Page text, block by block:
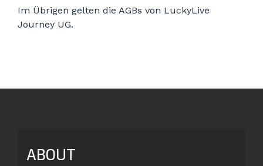
Im Übrigen gelten die AGBs von LuckyLive
Journey UG.
ABOUT